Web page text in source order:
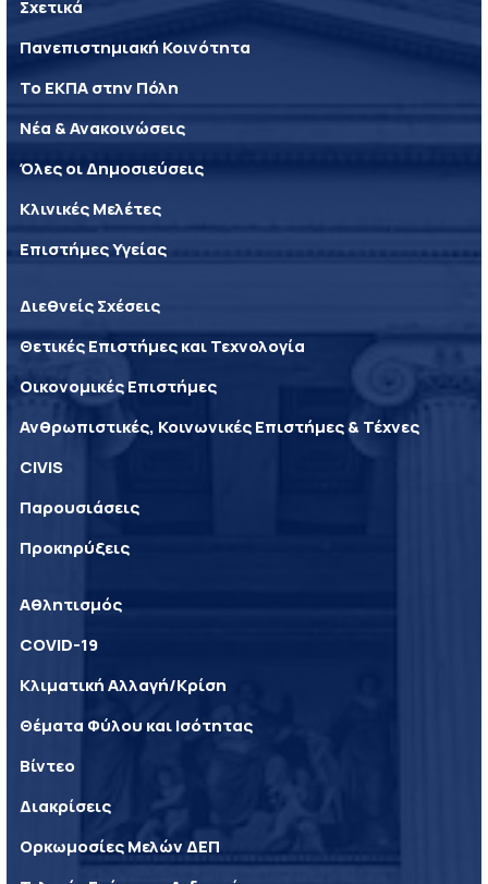
Σχετικά
Πανεπιστημιακή Κοινότητα
Το ΕΚΠΑ στην Πόλη
Νέα & Ανακοινώσεις
Όλες οι Δημοσιεύσεις
Κλινικές Μελέτες
Επιστήμες Υγείας
Διεθνείς Σχέσεις
Θετικές Επιστήμες και Τεχνολογία
Οικονομικές Επιστήμες
Ανθρωπιστικές, Κοινωνικές Επιστήμες & Τέχνες
CIVIS
Παρουσιάσεις
Προκηρύξεις
Αθλητισμός
COVID-19
Κλιματική Αλλαγή/Κρίση
Θέματα Φύλου και Ισότητας
Βίντεο
Διακρίσεις
Ορκωμοσίες Μελών ΔΕΠ